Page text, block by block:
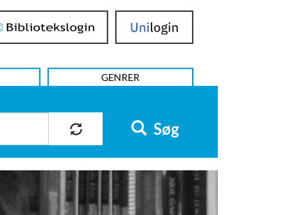
Bibliotekslogin UniLogin
GENRER
Søg